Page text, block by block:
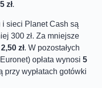
5 zł.
i sieci Planet Cash są
300 zł. Za mniejsze
2,50 zł. W pozostałych
opłata wynosi 5
przy wypłatach gotówki